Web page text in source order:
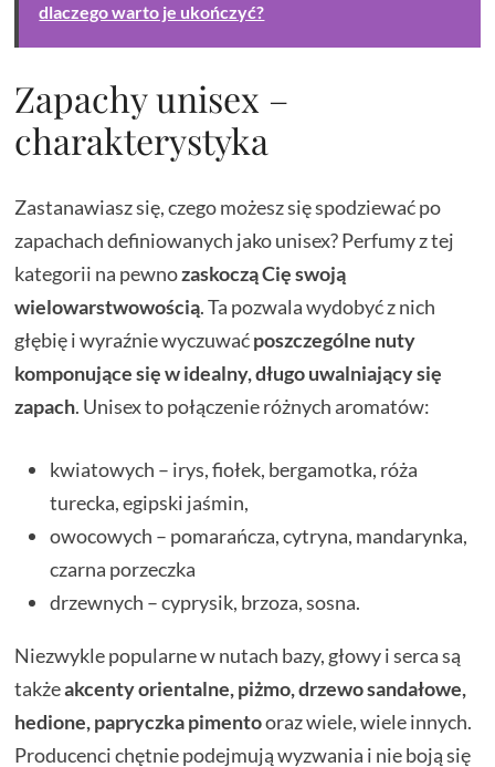
dlaczego warto je ukończyć?
Zapachy unisex –
charakterystyka
Zastanawiasz się, czego możesz się spodziewać po
zapachach definiowanych jako unisex? Perfumy z tej
kategorii na pewnozaskoczą Cię swoją
wielowarstwowością. Ta pozwala wydobyć z nich
głębię i wyraźnie wyczuwaćposzczególne nuty
komponujące się w idealny, długo uwalniający się
zapach. Unisex to połączenie różnych aromatów:
kwiatowych – irys, fiołek, bergamotka, róża
turecka, egipski jaśmin,
owocowych – pomarańcza, cytryna, mandarynka,
czarna porzeczka
drzewnych – cyprysik, brzoza, sosna.
Niezwykle popularne w nutach bazy, głowy i serca są
takżeakcenty orientalne, piżmo, drzewo sandałowe,
hedione, papryczka pimentooraz wiele, wiele innych.
Producenci chętnie podejmują wyzwania i nie boją się